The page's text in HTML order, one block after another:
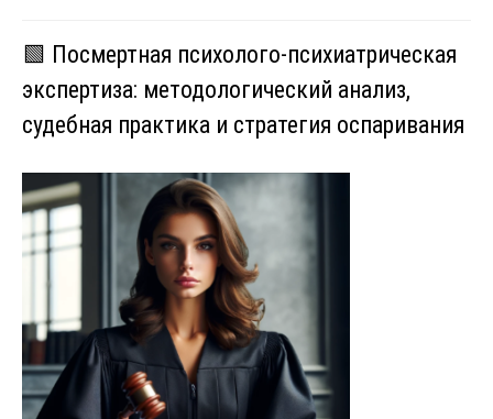
🟩 Посмертная психолого-психиатрическая
экспертиза: методологический анализ,
судебная практика и стратегия оспаривания